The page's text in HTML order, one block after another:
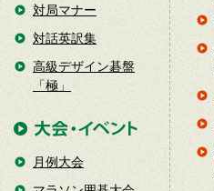
対局マナー
対話英訳集
高級デザイン碁盤
「極」
月例大会